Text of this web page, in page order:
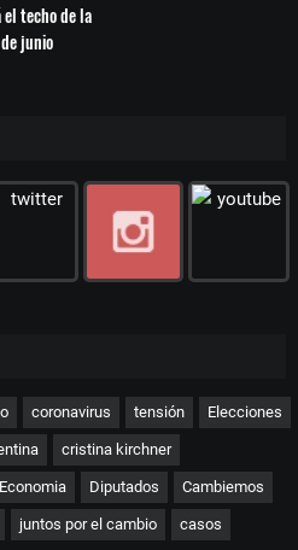
techo de la
junio
coronavirus tensión Elecciones
cristina kirchner
Economia Diputados Cambiemos
juntos por el cambio casos